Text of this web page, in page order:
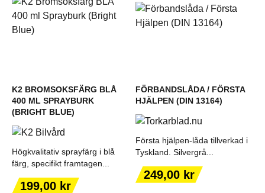
K2 BROMSOKSFÄRG BLÅ
400 ML SPRAYBURK
(BRIGHT BLUE)
Högkvalitativ sprayfärg i blå
färg, specifikt framtagen...
Pris
199,00 kr
FÖRBANDSLÅDA / FÖRSTA
HJÄLPEN (DIN 13164)
Första hjälpen-låda tillverkad i
Tyskland. Silvergrå...
Pris
249,00 kr